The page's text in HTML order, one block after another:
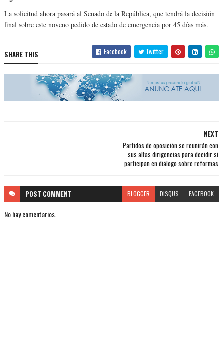
La solicitud ahora pasará al Senado de la República, que tendrá la decisión
final sobre este noveno pedido de estado de emergencia por 45 días más.
SHARE THIS Facebook Twitter
NEXT
Partidos de oposición se reunirán con
sus altas dirigencias para decidir si
participan en diálogo sobre reformas
POST COMMENT BLOGGER DISQUS FACEBOOK
No hay comentarios.